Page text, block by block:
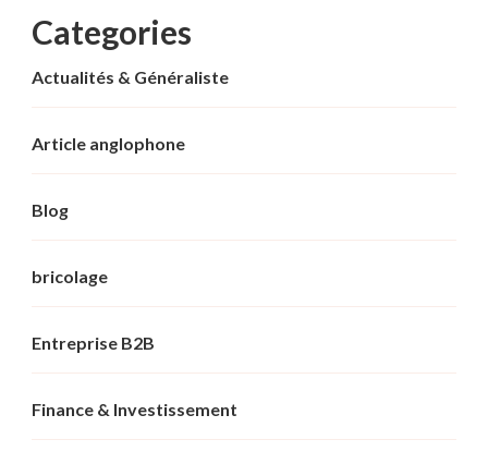
Categories
Actualités & Généraliste
Article anglophone
Blog
bricolage
Entreprise B2B
Finance & Investissement